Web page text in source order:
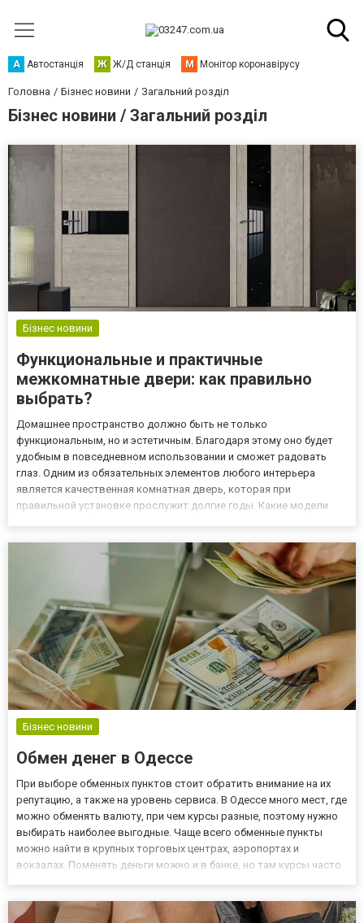
А Автостанція Ж Ж/Д станція М Монітор коронавірусу
Головна Бізнес новини Загальний розділ
Бізнес новини / Загальний розділ
Бізнес новини
Функциональные и практичные
межкомнатные двери: как правильно
выбрать?
Домашнее пространство должно быть не только
функциональным, но и эстетичным. Благодаря этому оно будет
удобным в повседневном использовании и сможет радовать
глаз. Одним из обязательных элементов любого интерьера
является качественная комнатная дверь, которая при
правильной установке прослужит долгие годы. Какие модели
Люди, не знающие много...
Бізнес новини
Обмен денег в Одессе
При выборе обменных пунктов стоит обратить внимание на их
репутацию, а также на уровень сервиса. В Одессе много мест, где
можно обменять валюту, при чем курсы разные, поэтому нужно
выбирать наиболее выгодные. Чаще всего обменные пункты
можно найти в крупных торговых центрах, аэропортах и
вокзалах. Поменять деньги можно и в банке, но там курсы часто